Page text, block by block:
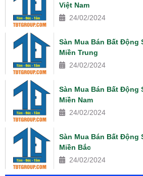
Việt Nam
24/02/2024
Sàn Mua Bán Bất Động
Miền Trung
24/02/2024
Sàn Mua Bán Bất Động
Miền Nam
24/02/2024
Sàn Mua Bán Bất Động
Miền Bắc
24/02/2024